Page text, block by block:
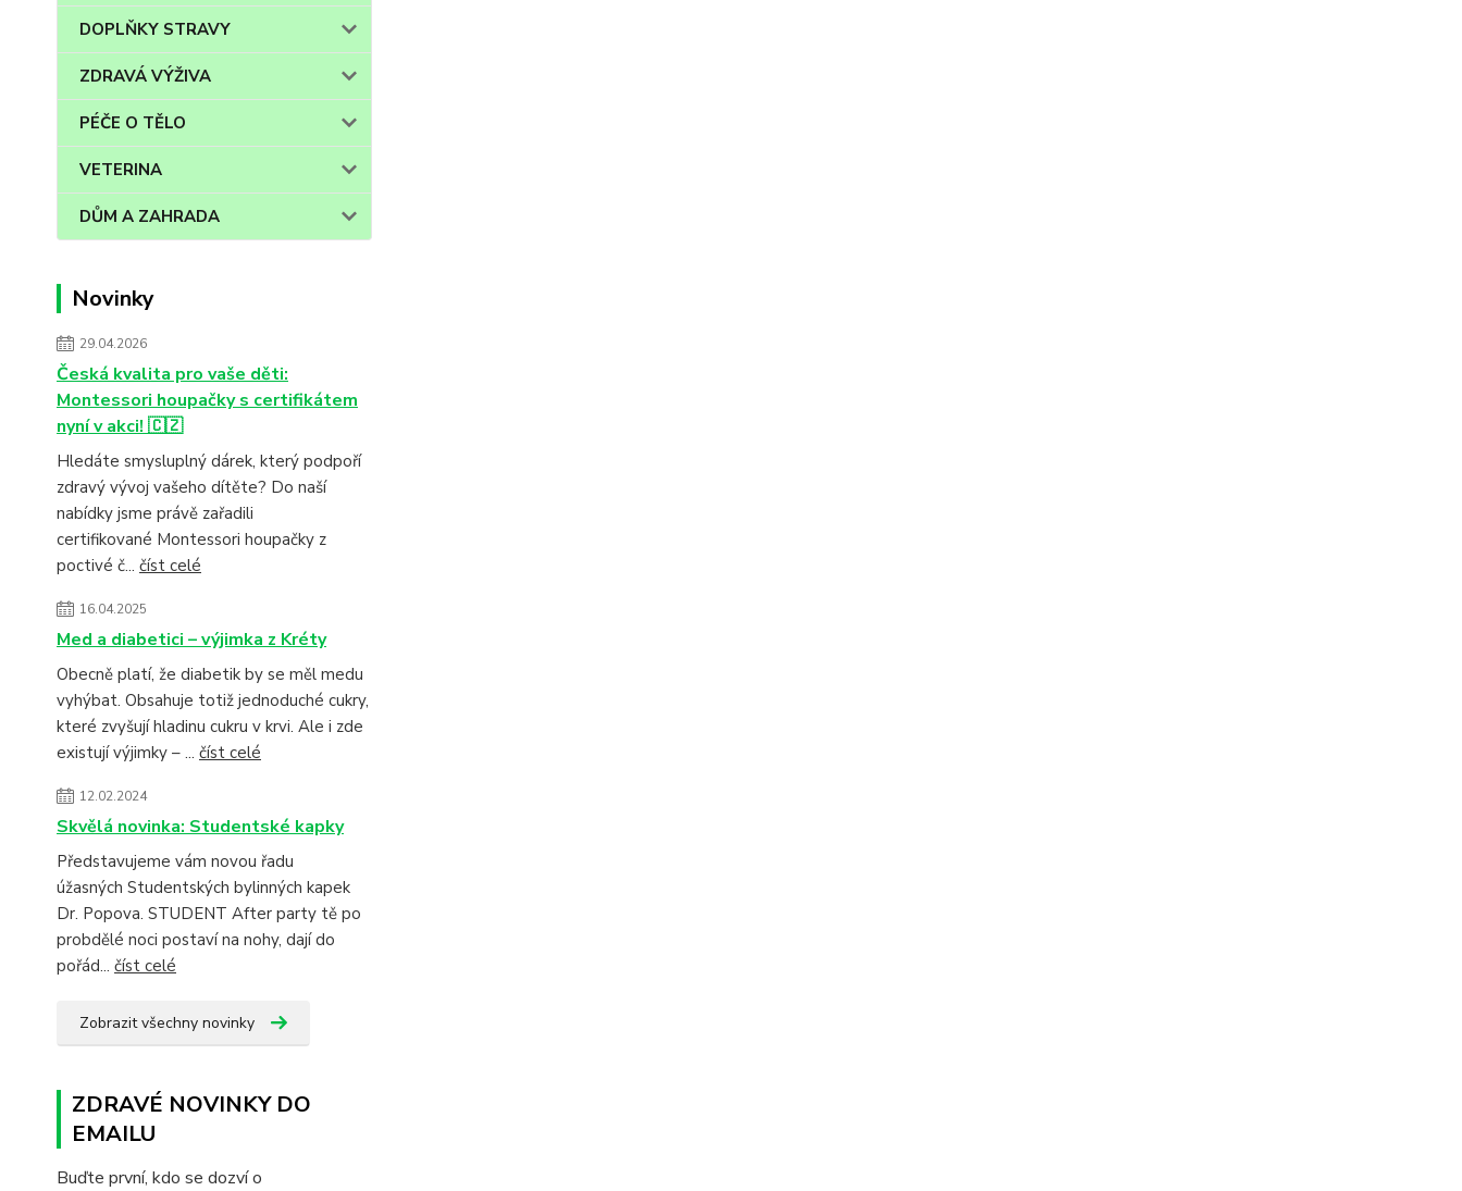
DOPLŇKY STRAVY
ZDRAVÁ VÝŽIVA
PÉČE O TĚLO
VETERINA
DŮM A ZAHRADA
Novinky
29.04.2026
Česká kvalita pro vaše děti:
Montessori houpačky s certifikátem
nyní v akci! 🇨🇿
Hledáte smysluplný dárek, který podpoří
zdravý vývoj vašeho dítěte? Do naší
nabídky jsme právě zařadili
certifikované Montessori houpačky z
poctivé č... číst celé
16.04.2025
Med a diabetici – výjimka z Kréty
Obecně platí, že diabetik by se měl medu
vyhýbat. Obsahuje totiž jednoduché cukry,
které zvyšují hladinu cukru v krvi. Ale i zde
existují výjimky – ... číst celé
12.02.2024
Skvělá novinka: Studentské kapky
Představujeme vám novou řadu
úžasných Studentských bylinných kapek
Dr. Popova. STUDENT After party tě po
probdělé noci postaví na nohy, dají do
pořád... číst celé
Zobrazit všechny novinky
ZDRAVÉ NOVINKY DO
EMAILU
Buďte první, kdo se dozví o